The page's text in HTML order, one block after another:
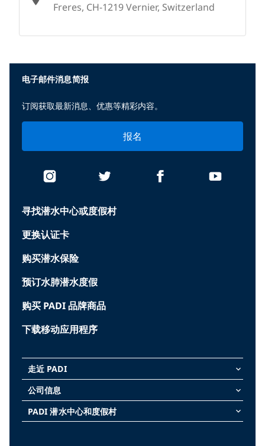
Freres, CH-1219 Vernier, Switzerland
寻找潜水中心或度假村
更换认证卡
购买潜水保险
预订水肺潜水度假
购买 PADI 品牌商品
下载移动应用程序
走近 PADI keyboard_arrow_down
公司信息 keyboard_arrow_down
PADI 潜水中心和度假村 keyboard_arrow_down
电子邮件消息简报
订阅获取最新消息、优惠等精彩内容。
报名